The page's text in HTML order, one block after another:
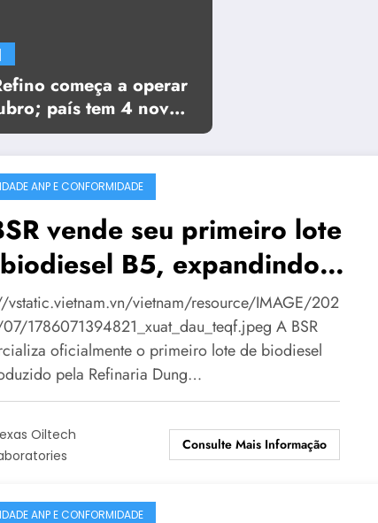
começa a operar
país tem 4 novos
ANP E CONFORMIDADE
vende seu primeiro lote
B5, expandindo
mercado de combustíveis
vstatic.vietnam.vn/vietnam/resource/IMAGE/202
1786071394821_xuat_dau_teqf.jpeg A BSR
oficialmente o primeiro lote de biodiesel
pela Refinaria Dung…
Oiltech
Consulte Mais Informação
ANP E CONFORMIDADE